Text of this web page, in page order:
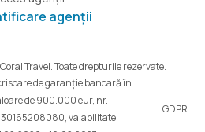
agenții
Travel. Toate drepturile rezervate.
de garanție bancară în
de 900.000 eur, nr.
valabilitate
GDPR